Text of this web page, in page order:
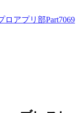
ロアプリ部Part7069